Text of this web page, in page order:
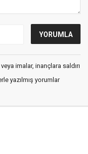
imalar, inançlara saldırı
yazılmış yorumlar